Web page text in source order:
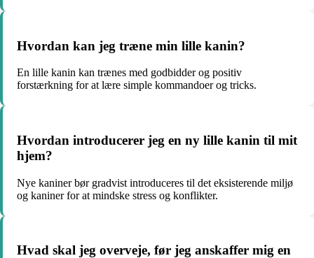
Hvordan kan jeg træne min lille kanin?
En lille kanin kan trænes med godbidder og positiv
forstærkning for at lære simple kommandoer og tricks.
Hvordan introducerer jeg en ny lille kanin til mit
hjem?
Nye kaniner bør gradvist introduceres til det eksisterende miljø
og kaniner for at mindske stress og konflikter.
Hvad skal jeg overveje, før jeg anskaffer mig en